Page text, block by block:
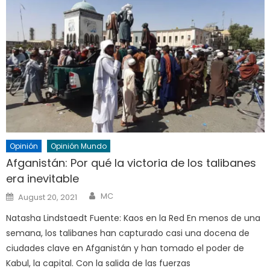
Opinión Opinión Mundo
Afganistán: Por qué la victoria de los talibanes
era inevitable
Posted
on
August 20, 2021 Author
MC
Natasha Lindstaedt Fuente: Kaos en la Red En menos de una
semana, los talibanes han capturado casi una docena de
ciudades clave en Afganistán y han tomado el poder de
Kabul, la capital. Con la salida de las fuerzas